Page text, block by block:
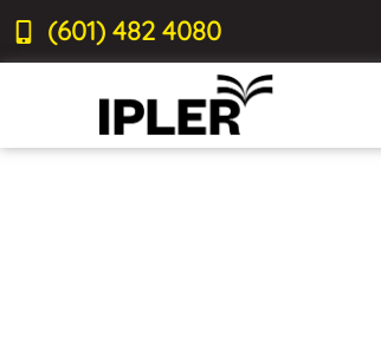
(601) 482 4080